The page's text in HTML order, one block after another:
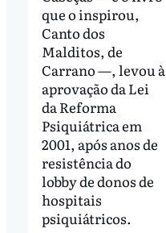
que o inspirou,
Canto dos
Malditos, de
Carrano —, levou à
aprovação da Lei
da Reforma
Psiquiátrica em
2001, após anos de
resistência do
lobby de donos de
hospitais
psiquiátricos.